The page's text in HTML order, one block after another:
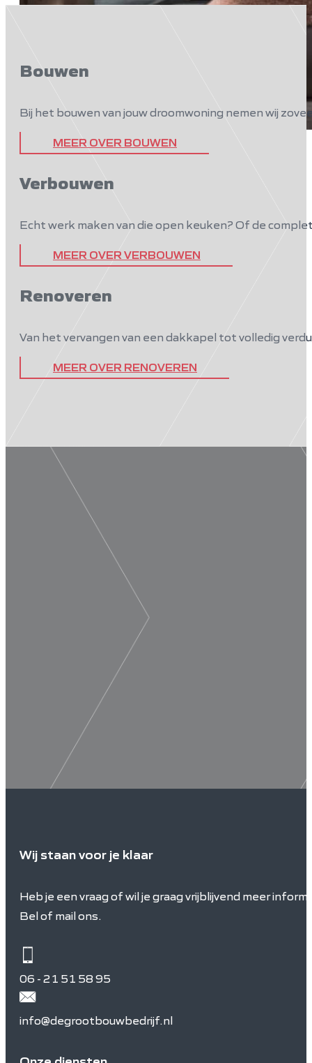
Design by François Hannes
Bouwen
Bij het bouwen van jouw droomwoning nemen wij
MEER OVER BOUWEN
Verbouwen
Echt werk maken van die open keuken? Of de
MEER OVER VERBOUWEN
Renoveren
Van het vervangen van een dakkapel tot volledig
MEER OVER RENOVEREN
Wij bouwen, verbouwen en
Wij staan voor je klaar
Heb je een vraag of wil je graag vrijblijvend meer
Bel of mail ons.
06 - 21 51 58 95
info@degrootbouwbedrijf.nl